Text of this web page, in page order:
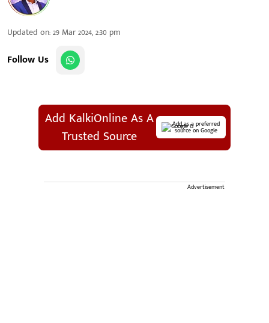
Updated on:29 Mar 2024, 2:30 pm
Follow Us
Add KalkiOnline As A
Trusted Source
Add as a preferred
source on Google
Advertisement